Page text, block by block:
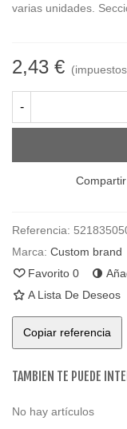
varias unidades.
2,43 €
-
Compartir
Referencia:
Marca: Custom brand
Favorito 0
A Lista De Deseos
Copiar referencia
TAMBIEN TE PUEDE
No hay artículos